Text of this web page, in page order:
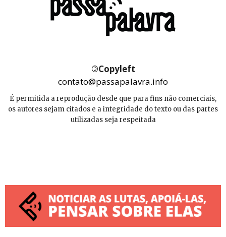
©Copyleft
contato@passapalavra.info
É permitida a reprodução desde que para fins não comerciais,
os autores sejam citados e a integridade do texto ou das partes
utilizadas seja respeitada